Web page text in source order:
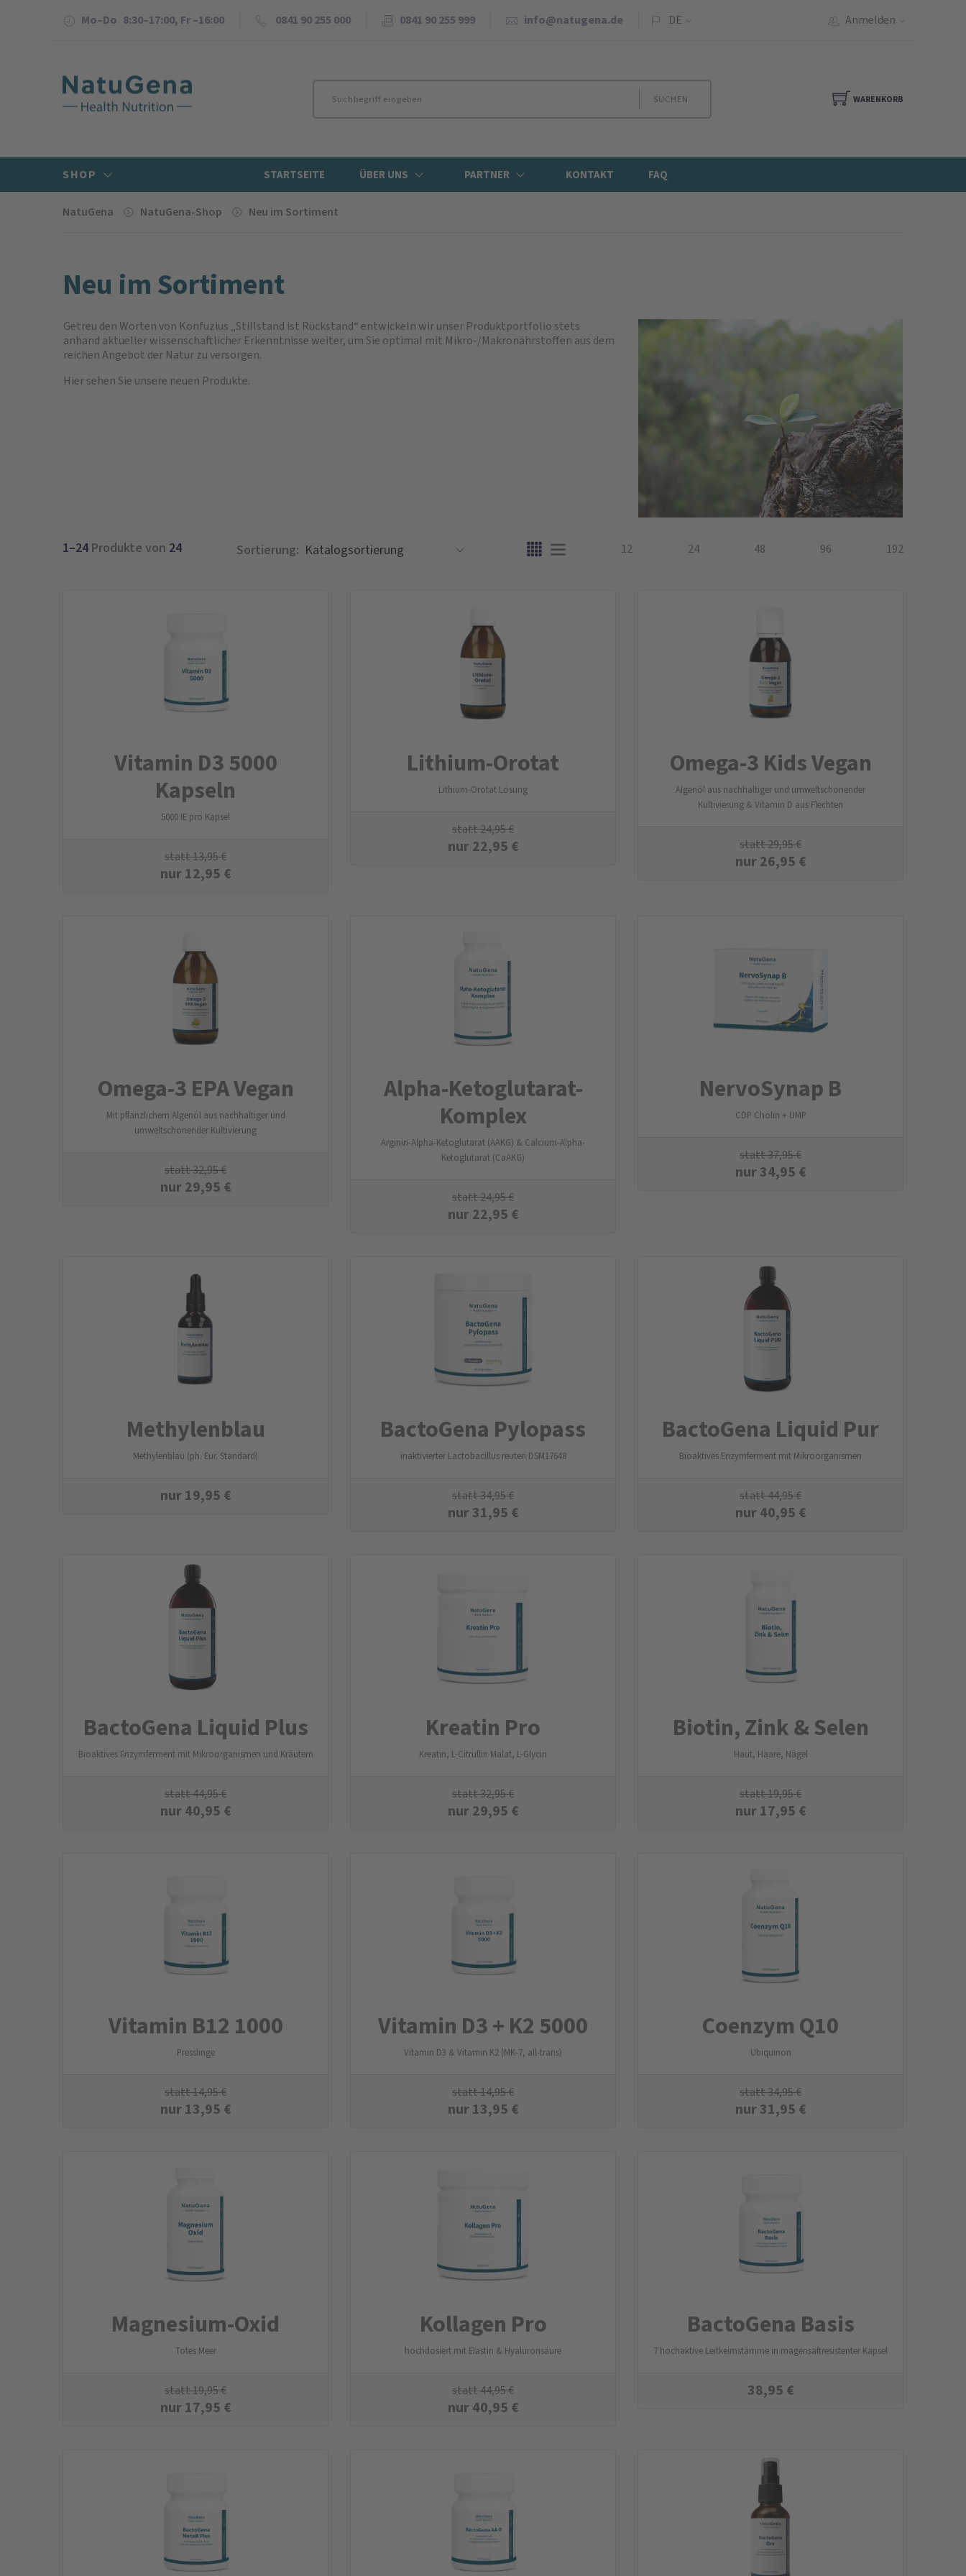
Mo–Do 8:30–17:00, Fr –16:00 0841 90 255 000 0841 90 255 999 info@natugena.de DE Anmelden
SUCHEN WARENKORB
SHOP STARTSEITE ÜBER UNS PARTNER KONTAKT FAQ
NatuGena NatuGena-Shop Neu im Sorti­ment
Neu im Sorti­ment
Getreu den Worten von Konfuzius Stillstand ist Rückstand entwickeln wir unser Produktportfolio stets
anhand aktueller wissenschaftlicher Erkenntnisse weiter, um Sie optimal mit Mikro-/Makronährstoffen aus dem
reichen Angebot der Natur zu versorgen.
Hier sehen Sie unsere neuen Produkte.
1–24 Produkte von 24 Sortierung: 12 24 48 96 192
Vitamin D3 5000
Kapseln
5000 IE pro Kapsel
statt13,95€
nur12,95 €
Lithium-Orotat
Lithium-Orotat Lösung
statt24,95€
nur22,95 €
Omega-3 Kids Vegan
Algenöl aus nachhaltiger und umweltschonender
Kultivierung & Vitamin D aus Flechten
statt29,95€
nur26,95 €
Omega-3 EPA Vegan
Mit pflanzlichem Algenöl aus nachhaltiger und
umweltschonender Kultivierung
statt32,95€
nur29,95 €
Alpha-Ketoglutarat-
Komplex
Arginin-Alpha-Ketoglutarat (AAKG) & Calcium-Alpha-
Ketoglutarat (CaAKG)
statt24,95€
nur22,95 €
NervoSynap B
CDP Cholin + UMP
statt37,95€
nur34,95 €
Methylenblau
Methylenblau (ph. Eur. Standard)
nur19,95 €
BactoGena Pylopass
inaktivierter Lactobacillus reuteri DSM17648
statt34,95€
nur31,95 €
BactoGena Liquid Pur
Bioaktives Enzymferment mit Mikroorganismen
statt44,95€
nur40,95 €
BactoGena Liquid Plus
Bioaktives Enzymferment mit Mikroorganismen und Kräutern
statt44,95€
nur40,95 €
Kreatin Pro
Kreatin, L-Citrullin Malat, L-Glycin
statt32,95€
nur29,95 €
Biotin, Zink & Selen
Haut, Haare, Nägel
statt19,95€
nur17,95 €
Vitamin B12 1000
Presslinge
statt14,95€
nur13,95 €
Vitamin D3 + K2 5000
Vitamin D3 & Vitamin K2 (MK-7, all-trans)
statt14,95€
nur13,95 €
Coenzym Q10
Ubiquinon
statt34,95€
nur31,95 €
Magnesium-Oxid
Totes Meer
statt19,95€
nur17,95 €
Kollagen Pro
hochdosiert mit Elastin & Hyaluronsäure
statt44,95€
nur40,95 €
BactoGena Basis
7 hochaktive Leitkeimstämme in magensaftresistenter Kapsel
38,95 €